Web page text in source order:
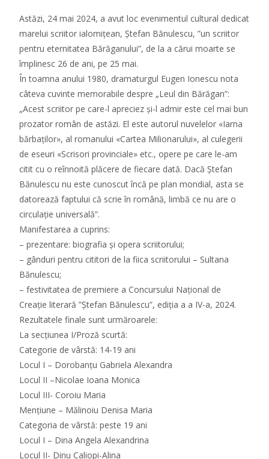
Astăzi, 24 mai 2024, a avut loc evenimentul cultural dedicat
marelui scriitor ialomițean, Ștefan Bănulescu, ”un scriitor
pentru eternitatea Bărăganului”, de la a cărui moarte se
împlinesc 26 de ani, pe 25 mai.
În toamna anului 1980, dramaturgul Eugen Ionescu nota
câteva cuvinte memorabile despre „Leul din Bărăgan”:
„Acest scriitor pe care-l apreciez și-l admir este cel mai bun
prozator român de astăzi. El este autorul nuvelelor «Iarna
bărbaților», al romanului «Cartea Milionarului», al culegerii
de eseuri «Scrisori provinciale» etc., opere pe care le-am
citit cu o reînnoită plăcere de fiecare dată. Dacă Ștefan
Bănulescu nu este cunoscut încă pe plan mondial, asta se
datorează faptului că scrie în română, limbă ce nu are o
circulație universală”.
Manifestarea a cuprins:
– prezentare: biografia și opera scriitorului;
– gânduri pentru cititori de la fiica scriitorului – Sultana
Bănulescu;
– festivitatea de premiere a Concursului Național de
Creație literară ”Ștefan Bănulescu”, ediția a a IV-a, 2024.
Rezultatele finale sunt urmăroarele:
La secțiunea I/Proză scurtă:
Categorie de vârstă: 14-19 ani
Locul I – Dorobanțu Gabriela Alexandra
Locul II –Nicolae Ioana Monica
Locul III- Coroiu Maria
Mențiune – Mălinoiu Denisa Maria
Categoria de vârstă: peste 19 ani
Locul I – Dina Angela Alexandrina
Locul II- Dinu Caliopi-Alina